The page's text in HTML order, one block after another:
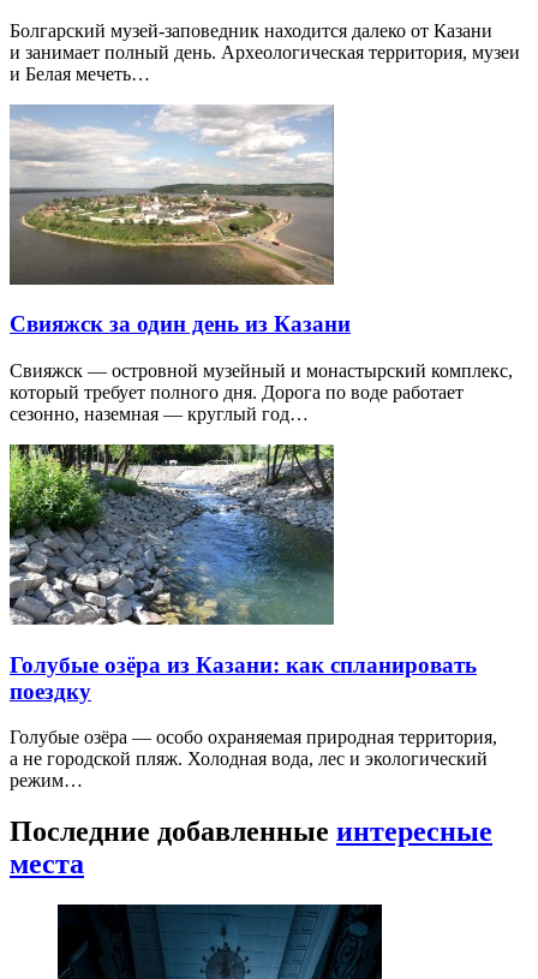
Болгарский музей-заповедник находится далеко от Казани
и занимает полный день. Археологическая территория, музеи
и Белая мечеть…
Свияжск за один день из Казани
Свияжск — островной музейный и монастырский комплекс,
который требует полного дня. Дорога по воде работает
сезонно, наземная — круглый год…
Голубые озёра из Казани: как спланировать
поездку
Голубые озёра — особо охраняемая природная территория,
а не городской пляж. Холодная вода, лес и экологический
режим…
Последние добавленные интересные
места